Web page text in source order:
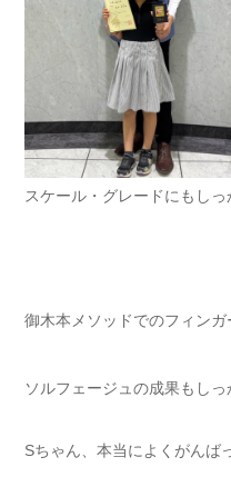
スケール・グレードにもしっ
御木本メソッドでのフィンガ
ソルフェージュの成果もし
Sちゃん、本当によくがんば